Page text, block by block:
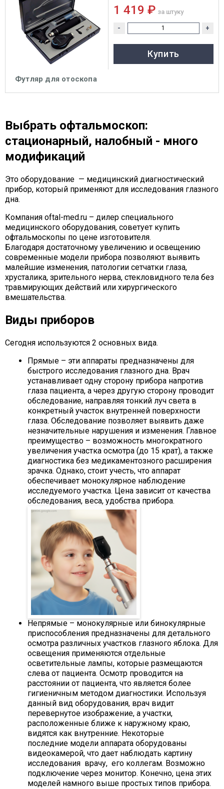
Футляр для отоскопа
1 419 ₽ за штуку
- +
Купить
Выбрать офтальмоскоп:
стационарный, налобный - много
модификаций
Это оборудование — медицинский диагностический
прибор, который применяют для исследования глазного
дна.
Компания oftal-med.ru – дилер специального
медицинского оборудования, советует купить
офтальмоскопы по цене изготовителя.
Благодаря достаточному увеличению и освещению
современные модели прибора позволяют выявить
малейшие изменения, патологии сетчатки глаза,
хрусталика, зрительного нерва, стекловидного тела без
травмирующих действий или хирургического
вмешательства.
Виды приборов
Сегодня используются 2 основных вида.
Прямые – эти аппараты предназначены для
быстрого исследования глазного дна. Врач
устанавливает одну сторону прибора напротив
глаза пациента, а через другую сторону проводит
обследование, направляя тонкий луч света в
конкретный участок внутренней поверхности
глаза. Обследование позволяет выявить даже
незначительные нарушения и изменения. Главное
преимущество – возможность многократного
увеличения участка осмотра (до 15 крат), а также
диагностика без медикаментозного расширения
зрачка. Однако, стоит учесть, что аппарат
обеспечивает монокулярное наблюдение
исследуемого участка. Цена зависит от качества
обследования, веса, удобства прибора.
Непрямые – монокулярные или бинокулярные
приспособления предназначены для детального
осмотра различных участков глазного яблока. Для
освещения применяются отдельные
осветительные лампы, которые размещаются
слева от пациента. Осмотр проводится на
расстоянии от пациента, что является более
гигиеничным методом диагностики. Используя
данный вид оборудования, врач видит
перевернутое изображение, а участки,
расположенные ближе к наружному краю,
видятся как внутренние. Некоторые
последние модели аппарата оборудованы
видеокамерой, что дает наблюдать картину
исследования врачу, его коллегам. Возможно
подключение через монитор. Конечно, цена этих
моделей намного выше простых типов прибора.